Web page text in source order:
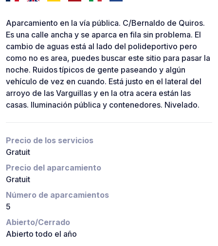
Aparcamiento en la vía pública. C/Bernaldo de Quiros.
Es una calle ancha y se aparca en fila sin problema. El
cambio de aguas está al lado del polideportivo pero
como no es area, puedes buscar este sitio para pasar la
noche. Ruidos típicos de gente paseando y algún
vehículo de vez en cuando. Está justo en el lateral del
arroyo de las Varguillas y en la otra acera están las
casas. Iluminación pública y contenedores. Nivelado.
Precio de los servicios
Gratuit
Precio del aparcamiento
Gratuit
Número de aparcamientos
5
Abierto/Cerrado
Abierto todo el año